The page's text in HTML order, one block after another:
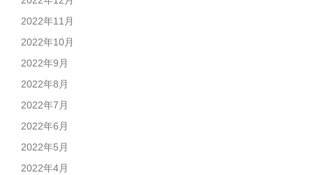
2022年11月
2022年10月
2022年9月
2022年8月
2022年7月
2022年6月
2022年5月
2022年4月